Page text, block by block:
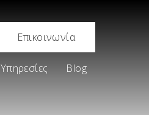
Επικοινωνία
Υπηρεσίες Blog